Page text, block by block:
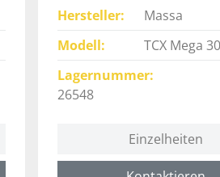
Hersteller
Massa
Modell
TCX Mega 30
Lagernummer
26548
Einzelheiten